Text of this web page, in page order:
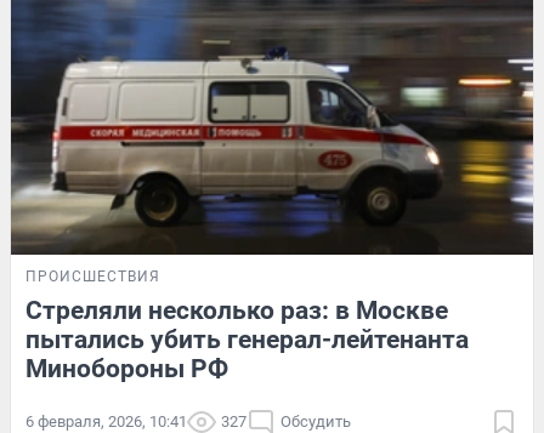
ПРОИСШЕСТВИЯ
Стреляли несколько раз: в Москве
пытались убить генерал-лейтенанта
Минобороны РФ
6 февраля, 2026, 10:41 327 Обсудить